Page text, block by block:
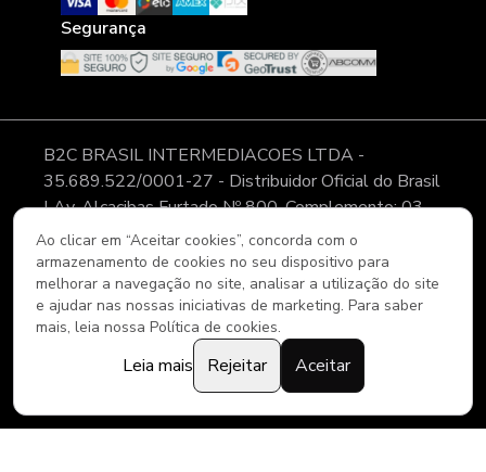
Segurança
B2C BRASIL INTERMEDIACOES LTDA -
35.689.522/0001-27 - Distribuidor Oficial do Brasil
| Av. Alcacibas Furtado Nº 800, Complemento: 03,
Modulo 11, Pátio 02, CLGV - Bairro: Canaã - Cidade:
Viana - ES - CEP: 29.135-008 As imagens, textos e
layout aqui veiculados são de propriedade da Loja. É
proibida a utilização total ou parcial sem nossa
autorização.
Ao clicar em “Aceitar cookies”, concorda com o
armazenamento de cookies no seu dispositivo para
melhorar a navegação no site, analisar a utilização do site
e ajudar nas nossas iniciativas de marketing. Para saber
mais, leia nossa Política de cookies.
Leia mais Rejeitar Aceitar